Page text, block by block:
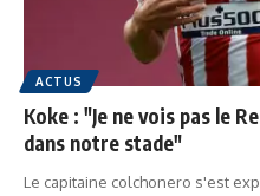
ACTUS
Koke : "Je ne vois pas le
dans notre stade"
Le capitaine colchonero s'est